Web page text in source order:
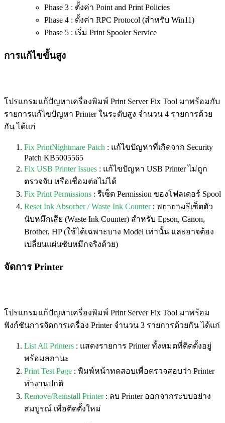
Phase 3 : ตั้งค่า Point and Print Policies
Phase 4 : ตั้งค่า RPC Protocol (สำหรับ Win11)
Phase 5 : เริ่ม Print Spooler Service
การแก้ไขขั้นสูง
โปรแกรมแก้ปัญหาเครื่องพิมพ์ Print Server Fix Tool มาพร้อมกับ
รายการแก้ไขปัญหา Printer ในระดับสูง จำนวน 4 รายการด้วย
กัน ได้แก่
Fix PrintNightmare Patch : แก้ไขปัญหาที่เกิดจาก Security
Patch KB5005565
Fix USB Printer Issues : แก้ไขปัญหา USB Printer ไม่ถูก
ตรวจจับ หรือเชื่อมต่อไม่ได้
Fix Print Permissions : รีเซ็ต Permission ของโฟลเดอร์ Spool
Reset Ink Absorber / Waste Ink Counter: พยายามรีเซ็ตตัว
นับหมึกเสีย (Waste Ink Counter) สำหรับ Epson, Canon,
Brother, HP (ใช้ได้เฉพาะบาง Model เท่านั้น และอาจต้อง
เปลี่ยนแผ่นซับหมึกจริงด้วย)
จัดการ Printer
โปรแกรมแก้ปัญหาเครื่องพิมพ์ Print Server Fix Tool มาพร้อม
ฟังก์ชันการจัดการเครื่อง Printer จำนวน 3 รายการด้วยกัน ได้แก่
List All Printers : แสดงรายการ Printer ทั้งหมดที่ติดตั้งอยู่
พร้อมสถานะ
Print Test Page : พิมพ์หน้าทดสอบเพื่อตรวจสอบว่า Printer
ทำงานปกติ
Remove/Reinstall Printer: ลบ Printer ออกจากระบบอย่าง
สมบูรณ์ เพื่อติดตั้งใหม่